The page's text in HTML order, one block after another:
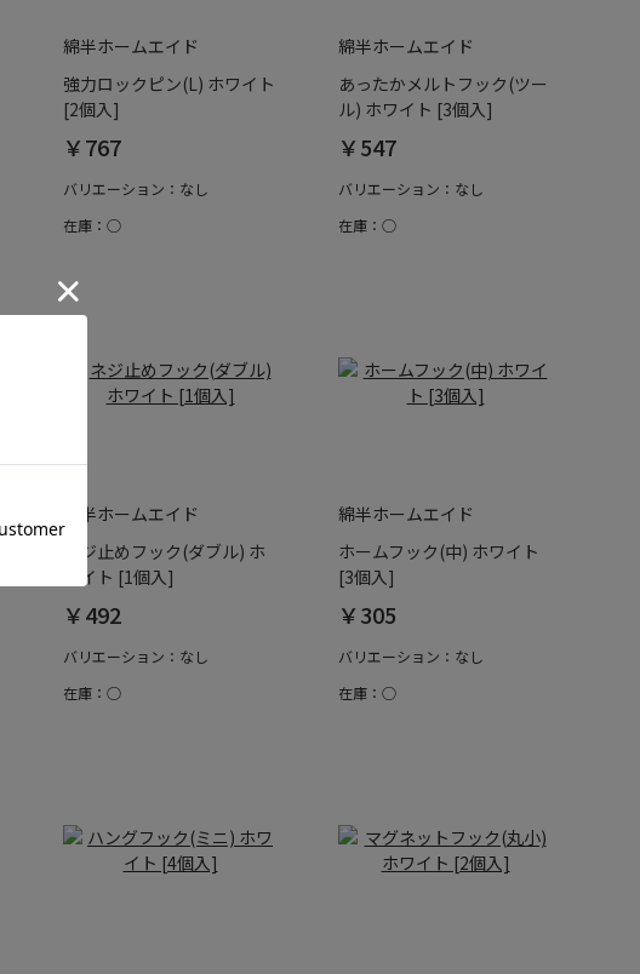
綿半ホームエイド
強力ロックピン(L) ホワイト
[2個入]
￥767
バリエーション：なし
在庫：○
綿半ホームエイド
あったかメルトフック(ツー
ル) ホワイト [3個入]
￥547
バリエーション：なし
在庫：○
綿半ホームエイド
ネジ止めフック(ダブル) ホ
ワイト [1個入]
￥492
バリエーション：なし
在庫：○
綿半ホームエイド
ホームフック(中) ホワイト
[3個入]
￥305
バリエーション：なし
在庫：○